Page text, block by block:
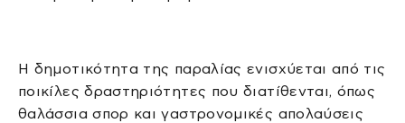
Η δημοτικότητα της παραλίας ενισχύεται από τις
ποικίλες δραστηριότητες που διατίθενται, όπως
θαλάσσια σπορ και γαστρονομικές απολαύσεις